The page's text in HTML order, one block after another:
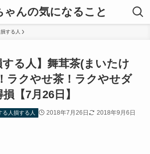
ゃんの気になること
する人
する人】舞茸茶(まいたけ
ラクやせ茶！ラクやせダ
【7月26日】
る人損する人 2018年7月26日 2018年9月6日